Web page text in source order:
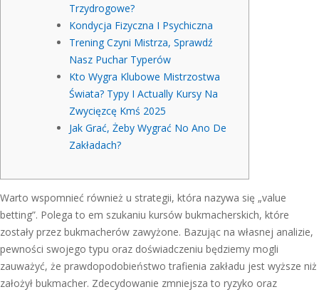
Trzydrogowe?
Kondycja Fizyczna I Psychiczna
Trening Czyni Mistrza, Sprawdź
Nasz Puchar Typerów
Kto Wygra Klubowe Mistrzostwa
Świata? Typy I Actually Kursy Na
Zwycięzcę Kmś 2025
Jak Grać, Żeby Wygrać No Ano De
Zakładach?
Warto wspomnieć również u strategii, która nazywa się „value
betting”. Polega to em szukaniu kursów bukmacherskich, które
zostały przez bukmacherów zawyżone. Bazując na własnej analizie,
pewności swojego typu oraz doświadczeniu będziemy mogli
zauważyć, że prawdopodobieństwo trafienia zakładu jest wyższe niż
założył bukmacher. Zdecydowanie zmniejsza to ryzyko oraz